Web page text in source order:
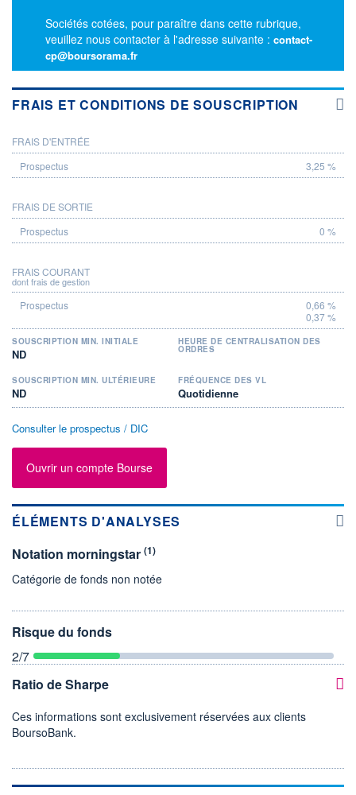
Sociétés cotées, pour paraître dans cette rubrique,
veuillez nous contacter à l'adresse suivante : contact-
cp@boursorama.fr
FRAIS ET CONDITIONS DE SOUSCRIPTION
PROSPECTUS
FRAIS D'ENTRÉE
3,25 %
FRAIS DE SORTIE
0 %
FRAIS COURANT
dont frais de gestion
0,66 %
0,37 %
SOUSCRIPTION MIN. INITIALE
ND
HEURE DE CENTRALISATION DES
ORDRES
SOUSCRIPTION MIN. ULTÉRIEURE
ND
FRÉQUENCE DES VL
Quotidienne
Consulter le prospectus / DIC
Ouvrir un compte Bourse
ÉLÉMENTS D'ANALYSES
Notation morningstar (1)
Catégorie de fonds non notée
Risque du fonds
2/7
Ratio de Sharpe
Ces informations sont exclusivement réservées aux clients
BoursoBank.